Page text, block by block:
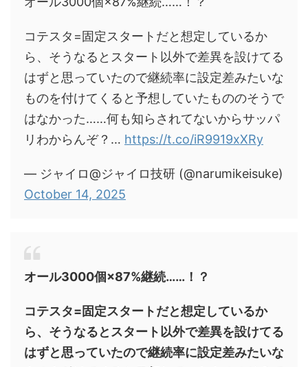
コテスタ=固定スタートだと想定しているか
ら、そうなるとスタート以外で差異を設けてる
はずと思っていたので継続率に設定差みたいな
ものを付けてくると予想していたもののそうで
はなかった……何も知らされてないからサッパ
リわからんぞ？… https://t.co/iR9919xXRy
— ジャイロ@ジャイロ技研 (@narumikeisuke)
October 14, 2025
オール3000個×87%継続……！？
コテスタ=固定スタートだと想定しているか
ら、そうなるとスタート以外で差異を設けてる
はずと思っていたので継続率に設定差みたいな